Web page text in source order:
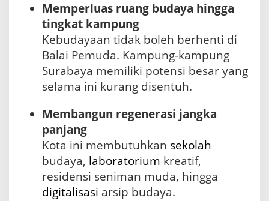
Memperluas ruang budaya hingga
tingkat kampung
Kebudayaan tidak boleh berhenti di
Balai Pemuda. Kampung-kampung
Surabaya memiliki potensi besar yang
selama ini kurang disentuh.
Membangun regenerasi jangka
panjang
Kota ini membutuhkan sekolah
budaya, laboratorium kreatif,
residensi seniman muda, hingga
digitalisasi arsip budaya.